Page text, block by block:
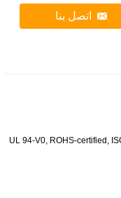
اتصل بنا
UL 94-V0, ROHS-certified,